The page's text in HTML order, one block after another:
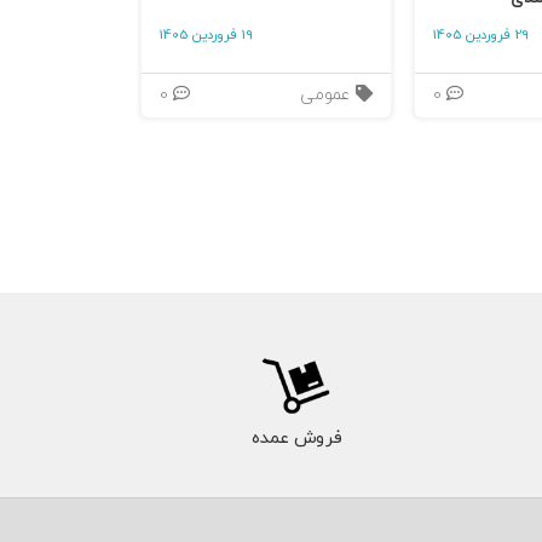
29 فروردین 1405 19 فروردین 1405
عمومی
فروش عمده